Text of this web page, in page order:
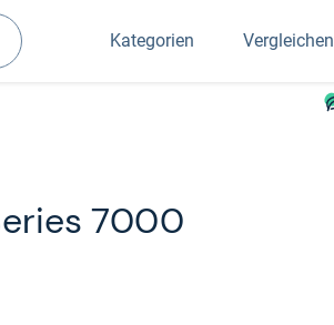
Suchen
Kategorien Vergleichen
7000